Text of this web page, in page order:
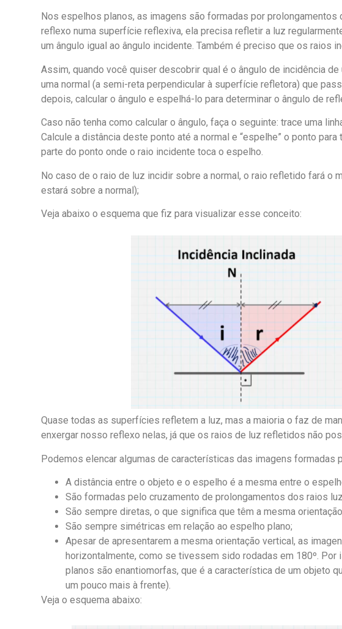
Nos espelhos planos, as imagens são formadas por
reflexo numa superfície reflexiva, ela precisa refletir a luz
um ângulo igual ao ângulo incidente. Também é preciso que os raios
Assim, quando você quiser descobrir qual é o ângulo de incidência
uma normal (a semi-reta perpendicular à superfície refletora) que
depois, calcular o ângulo e espelhá-lo para determinar o ângulo de
Caso não tenha como calcular o ângulo, faça o seguinte: trace uma
Calcule a distância deste ponto até a normal e “espelhe” o ponto
parte do ponto onde o raio incidente toca o espelho.
No caso de o raio de luz incidir sobre a normal, o raio refletido fará o
estará sobre a normal);
Veja abaixo o esquema que fiz para visualizar esse conceito:
Quase todas as superfícies refletem a luz, mas a maioria o faz de
enxergar nosso reflexo nelas, já que os raios de luz refletidos não
Podemos elencar algumas de características das imagens formadas
A distância entre o objeto e o espelho é a mesma entre o
São formadas pelo cruzamento de prolongamentos dos raios
São sempre diretas, o que significa que têm a mesma
São sempre simétricas em relação ao espelho plano;
Apesar de apresentarem a mesma orientação vertical, as
horizontalmente, como se tivessem sido rodadas em 180º.
planos são enantiomorfas, que é a característica de um objeto
um pouco mais à frente).
Veja o esquema abaixo: